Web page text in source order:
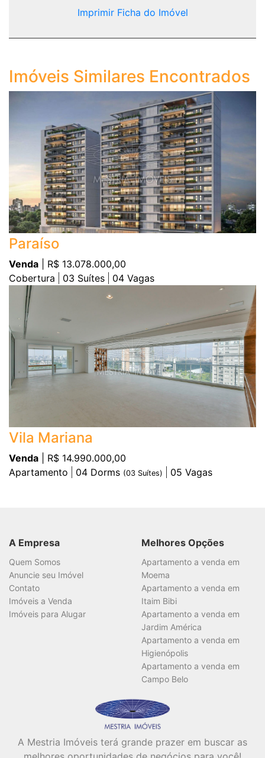
Imprimir Ficha do Imóvel
Imóveis Similares Encontrados
Paraíso
Venda | R$ 13.078.000,00
Cobertura
03 Suítes 04 Vagas
Vila Mariana
Venda | R$ 14.990.000,00
Apartamento
04 Dorms (03 Suítes) 05 Vagas
A Empresa
Quem Somos
Anuncie seu Imóvel
Contato
Imóveis a Venda
Imóveis para Alugar
Melhores Opções
Apartamento a venda em
Moema
Apartamento a venda em
Itaim Bibi
Apartamento a venda em
Jardim América
Apartamento a venda em
Higienópolis
Apartamento a venda em
Campo Belo
A Mestria Imóveis terá grande prazer em buscar as